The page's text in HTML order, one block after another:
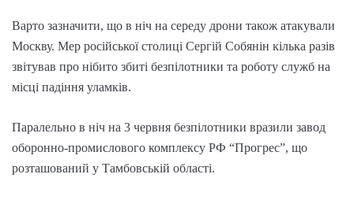
Варто зазначити, що в ніч на середу дрони також атакували
Москву. Мер російської столиці Сергій Собянін кілька разів
звітував про нібито збиті безпілотники та роботу служб на
місці падіння уламків.
Паралельно в ніч на 3 червня безпілотники вразили завод
оборонно-промислового комплексу РФ “Прогрес”, що
розташований у Тамбовській області.